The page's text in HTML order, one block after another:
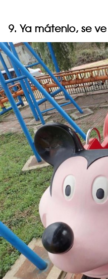
9. Ya mátenlo, se